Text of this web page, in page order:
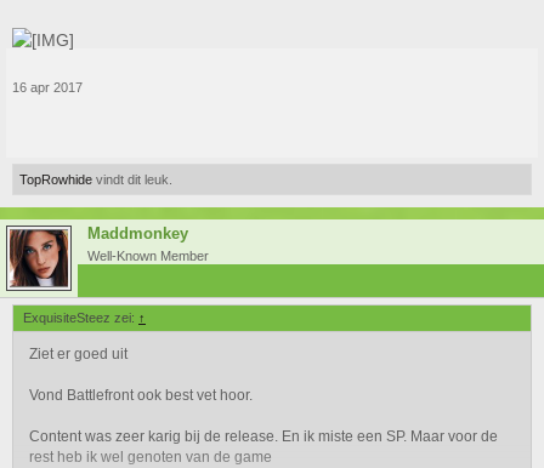
16 apr 2017
TopRowhide vindt dit leuk.
Maddmonkey
Well-Known Member
ExquisiteSteez zei: ↑
Ziet er goed uit
Vond Battlefront ook best vet hoor.
Content was zeer karig bij de release. En ik miste een SP. Maar voor de
rest heb ik wel genoten van de game